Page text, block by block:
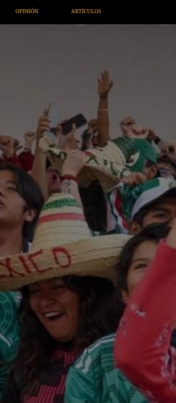
ARTE / ENTRETENIMIENTO ECONOMÍA / NEGOCIOS